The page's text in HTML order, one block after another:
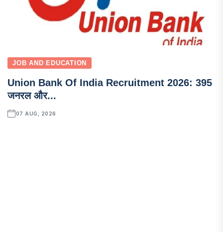
JOB AND EDUCATION
Union Bank Of India Recruitment 2026: 395
जनरल और...
07 AUG, 2026